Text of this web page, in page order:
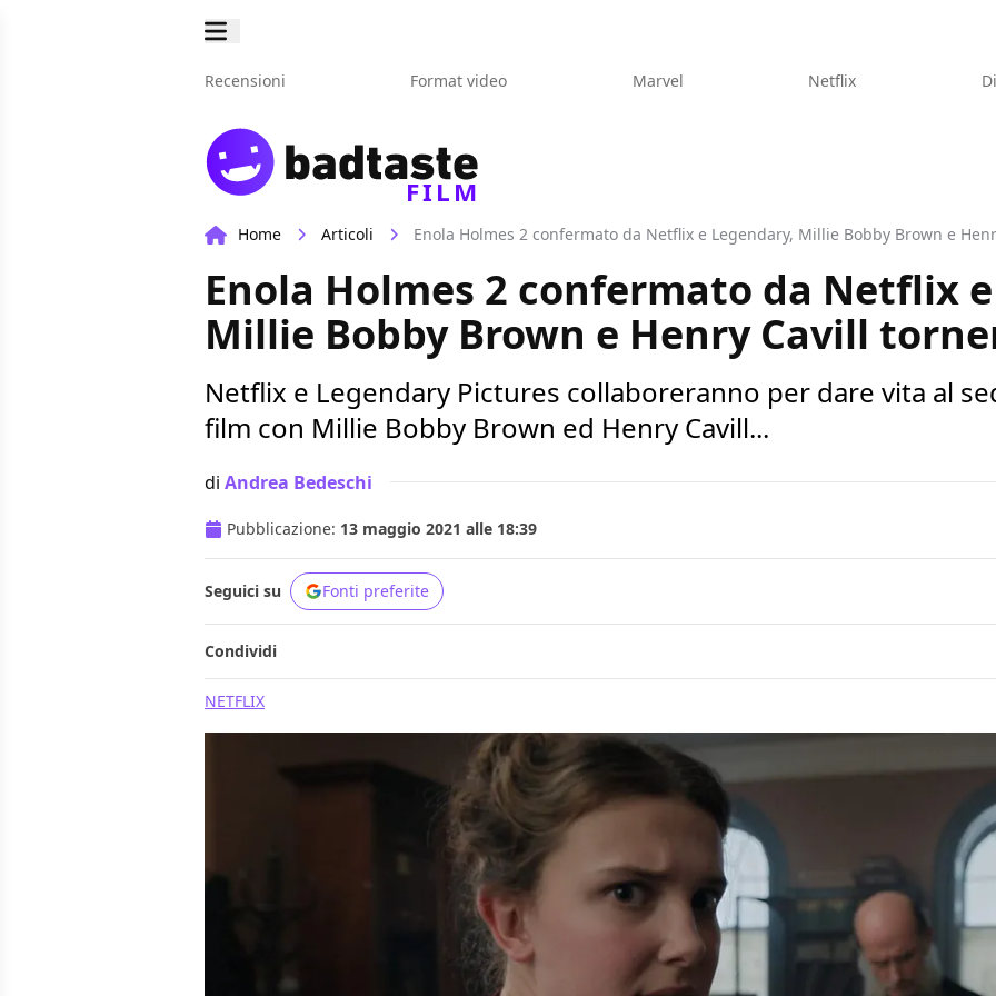
Recensioni Format video Marvel Netflix
FILM
Home Articoli Enola Holmes 2 confermato da Netflix e Legendary, Millie Bobby Brown e
Enola Holmes 2 confermato da Netflix
Millie Bobby Brown e Henry Cavill
Netflix e Legendary Pictures collaboreranno per dare vita al
film con Millie Bobby Brown ed Henry Cavill...
di Andrea Bedeschi
Pubblicazione: 13 maggio 2021 alle 18:39
Seguici su Fonti preferite
Condividi
NETFLIX